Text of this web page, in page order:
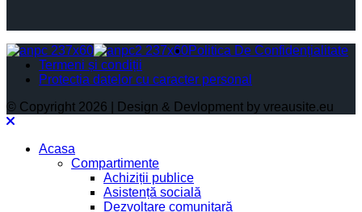
Politica De Confidențialitate
Termeni și condiții
Protectia datelor cu caracter personal
© Copyright 2026 | Design & Devlopment by vreausite.eu
Acasa
Compartimente
Achiziții publice
Asistență socială
Dezvoltare comunitară